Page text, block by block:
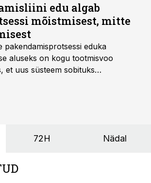
edu algab
mõistmisest, mitte
pakendamisprotsessi eduka
aluseks on kogu tootmisvoo
et uus süsteem sobituks
Mitendorf.
72H Nädal